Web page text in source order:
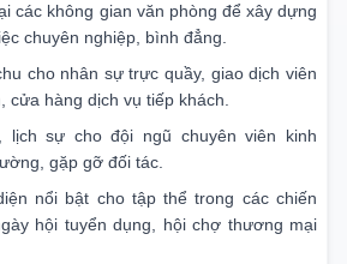
các không gian văn phòng để xây dựng
chuyên nghiệp, bình đẳng.
cho nhân sự trực quầy, giao dịch viên
cửa hàng dịch vụ tiếp khách.
lịch sự cho đội ngũ chuyên viên kinh
gặp gỡ đối tác.
nổi bật cho tập thể trong các chiến
hội tuyển dụng, hội chợ thương mại